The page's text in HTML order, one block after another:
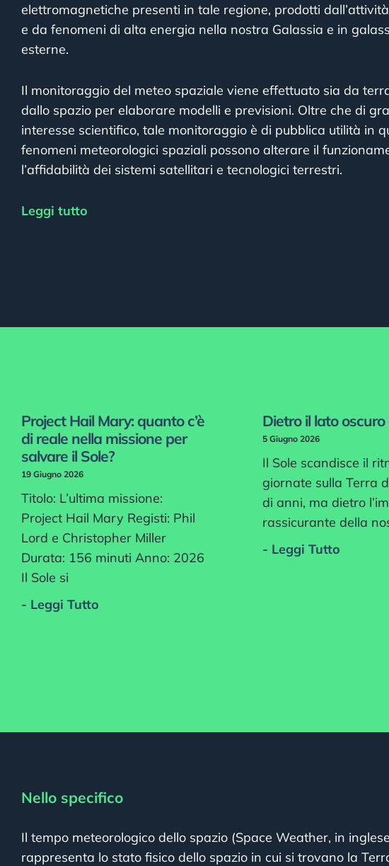
elettromagnetiche presenti in tale regione, prodotti
e da fenomeni di alta energia nella nostra Galassia e in
esterne.
Il monitoraggio del meteo spaziale viene effettuato sia da
dallo spazio per elaborare modelli e previsioni. Oltre che di
interesse scientifico, tale monitoraggio è di pubblica utilità in
fenomeni meteorologici spaziali possono alterare il
l’affidabilità dei sistemi satellitari e tecnologici terrestri.
Leggi tutto
Project Hail Mary: quanto c’è
di reale nella missione per
salvare il Sole?
19 Giugno 2026
Titolo: L’ultima missione:
Project Hail Mary Registi: Phil
Lord e Christopher Miller
Durata: 156 minuti Anno: 2026
Il Sole si
- Leggi Tutto
Dietro il lato oscuro
5 Giugno 2026
Il Sole scandisce il
giornate sulla Terra
di anni, ma dietro
rassicurante della
- Leggi Tutto
Nello specifico
Il tempo meteorologico dello spazio (Space Weather, in
rappresenta lo stato fisico dello spazio in cui si trovano la